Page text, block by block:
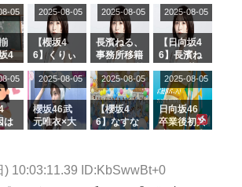
がこちら
せ
カップお姉
さんに恐怖
【くりぃむ
ナンタラ】
2曲目っ
て...【ラヴ
ィット 東
京ドーム公
演】
師匠オード
リー若林さ
んと再会し
た結果･･･
【激レアさ
きた。】
4
ィ
ッ
売
05
【櫻坂4
6】くりぃ
の2人を手
玉に取る大
沼晶保【く
りぃむナン
タラ】
2025-08-05
長濱ねる、
事務所移籍
属を発表
2025-08-05
【日向坂4
6】長濱ね
ら移籍しフ
ラーム所属
に。これで
事務所に所
属している
がこちら
2025-08-05
は
せ
05
櫻坂46武
元唯衣×大
さんに恐怖
2025-08-05
【櫻坂4
6】なすな
て...【ラヴ
ィット 東
2025-08-05
日向坂46
卒業後初共
リー若林さ
んと再会し
2025-08-05
) 10:03:11.39 ID:KbSwwBt+0